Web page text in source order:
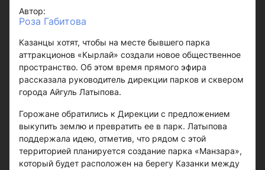
Автор:
Роза Габитова
Казанцы хотят, чтобы на месте бывшего парка
аттракционов «Кырлай» создали новое общественное
пространство. Об этом время прямого эфира
рассказала руководитель дирекции парков и сквером
города Айгуль Латыпова.
Горожане обратились к Дирекции с предложением
выкупить землю и превратить ее в парк. Латыпова
поддержала идею, отметив, что рядом с этой
территорией планируется создание парка «Манзара»,
который будет расположен на берегу Казанки между